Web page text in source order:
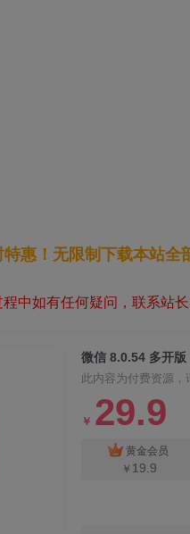
特惠！无限制下载本站全
中如有任何疑问，联系站
微信 8.0.54 多开版
此内容为付费资源，
￥ 29.9
黄金会员
￥ 19.9